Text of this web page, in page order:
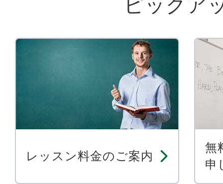
ピックア
レッスン料金のご案内
無
申